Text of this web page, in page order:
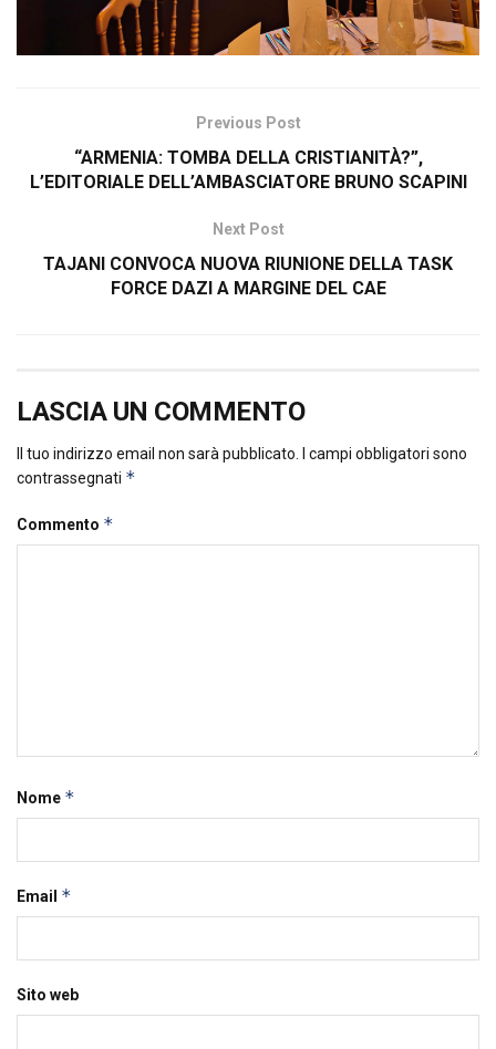
Previous Post
“ARMENIA: TOMBA DELLA CRISTIANITÀ?”,
L’EDITORIALE DELL’AMBASCIATORE BRUNO SCAPINI
Next Post
TAJANI CONVOCA NUOVA RIUNIONE DELLA TASK
FORCE DAZI A MARGINE DEL CAE
LASCIA UN COMMENTO
Il tuo indirizzo email non sarà pubblicato.
I campi obbligatori sono
contrassegnati *
Commento *
Nome *
Email *
Sito web